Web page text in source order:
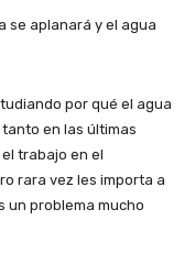
se aplanará y el agua
por qué el agua
en las últimas
trabajo en el
rara vez les importa a
un problema mucho